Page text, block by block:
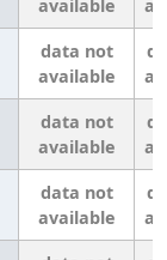
available
data not
available
data not
available
data not
available